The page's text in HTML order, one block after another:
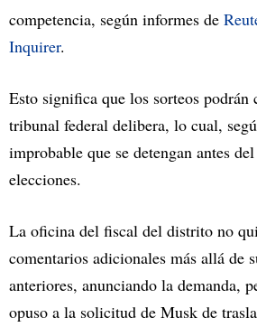
competencia, según informes de
Inquirer.
Esto significa que los sorteos
tribunal federal delibera, lo cual,
improbable que se detengan antes
elecciones.
La oficina del fiscal del distrito no
comentarios adicionales más allá de
anteriores, anunciando la demanda,
opuso a la solicitud de Musk de